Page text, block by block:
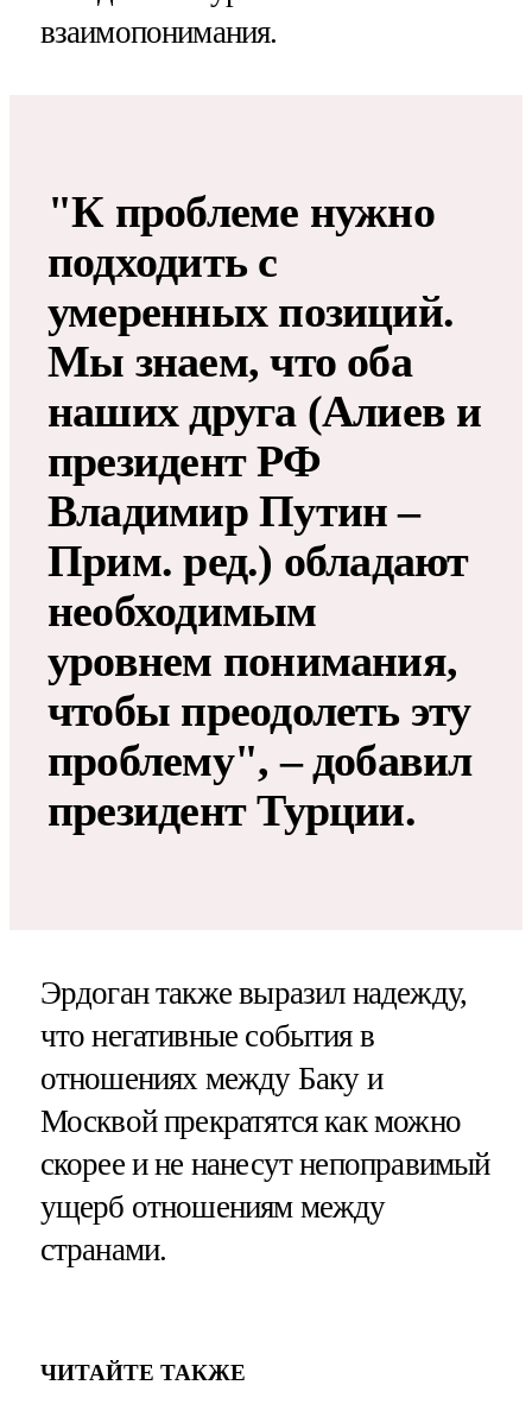
взаимопонимания.
"К проблеме нужно
подходить с
умеренных позиций.
Мы знаем, что оба
наших друга (Алиев и
президент РФ
Владимир Путин –
Прим. ред.) обладают
необходимым
уровнем понимания,
чтобы преодолеть эту
проблему", – добавил
президент Турции.
Эрдоган также выразил надежду,
что негативные события в
отношениях между Баку и
Москвой прекратятся как можно
скорее и не нанесут непоправимый
ущерб отношениям между
странами.
ЧИТАЙТЕ ТАКЖЕ